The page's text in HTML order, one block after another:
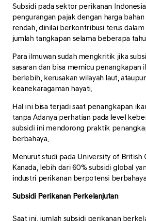
Subsidi pada sektor perikanan
pengurangan pajak dengan harga
rendah, dinilai berkontribusi terus
jumlah tangkapan selama beberapa
Para ilmuwan sudah mengkritik jika
sasaran dan bisa memicu penangkapan
berlebih, kerusakan wilayah laut,
keanekaragaman hayati.
Hal ini bisa terjadi saat penangkapan
tanpa Adanya perhatian pada level
subsidi ini mendorong praktik
berbahaya.
Menurut studi pada University of British
Kanada, lebih dari 60% subsidi global
industri perikanan berpotensi
Subsidi Perikanan Perkelanjutan
Saat ini, jumlah subsidi perikanan